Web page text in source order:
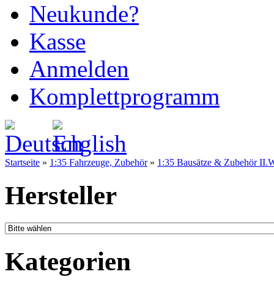
Neukunde?
Kasse
Anmelden
Komplettprogramm
Startseite » 1:35 Fahrzeuge, Zubehör» 1:35 Bausätze & Zubehör
Hersteller
Kategorien